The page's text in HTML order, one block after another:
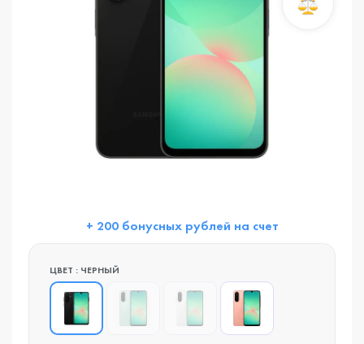
+ 200 бонусных рублей на счет
ЦВЕТ : ЧЕРНЫЙ